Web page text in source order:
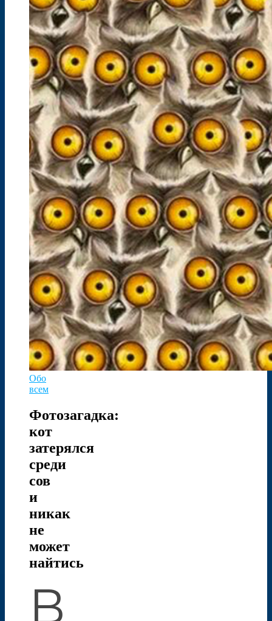
Обо
всем
Фотозагадка:
кот
затерялся
среди
сов
и
никак
не
может
найтись
В